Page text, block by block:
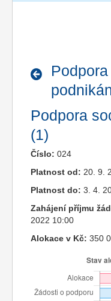
Podpora
(1)
Číslo: 024
Platnost od: 20. 9.
Platnost do: 3. 4.
Zahájení příjmu
2022 10:00
Alokace v Kč: 350